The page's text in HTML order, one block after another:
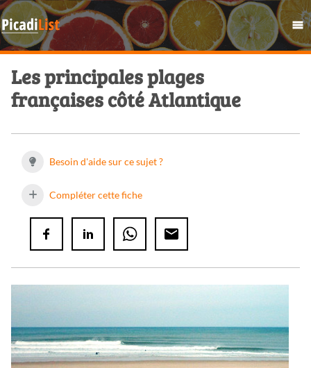
Les principales plages
françaises côté Atlantique
Besoin d'aide sur ce sujet ?
Compléter cette fiche